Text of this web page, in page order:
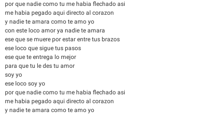
por que nadie como tu me habia flechado asi
me habia pegado aqui directo al corazon
y nadie te amara como te amo yo
con este loco amor ya nadie te amara
ese que se muere por estar entre tus brazos
ese loco que sigue tus pasos
ese que te entrega lo mejor
para que tu le des tu amor
soy yo
ese loco soy yo
por que nadie como tu me habia flechado asi
me habia pegado aqui directo al corazon
y nadie te amara como te amo yo